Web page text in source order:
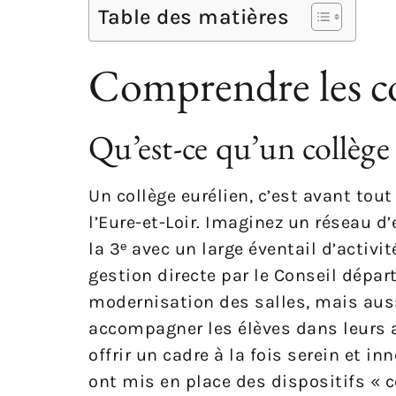
Table des matières
Comprendre les
Qu’est-ce qu’un
Un collège eurélien, c’est avant
l’Eure-et-Loir. Imaginez un réseau
la 3ᵉ avec un large éventail
gestion directe par le Conseil
modernisation des salles, mais
accompagner les élèves dans
offrir un cadre à la fois serein et
ont mis en place des dispositifs «